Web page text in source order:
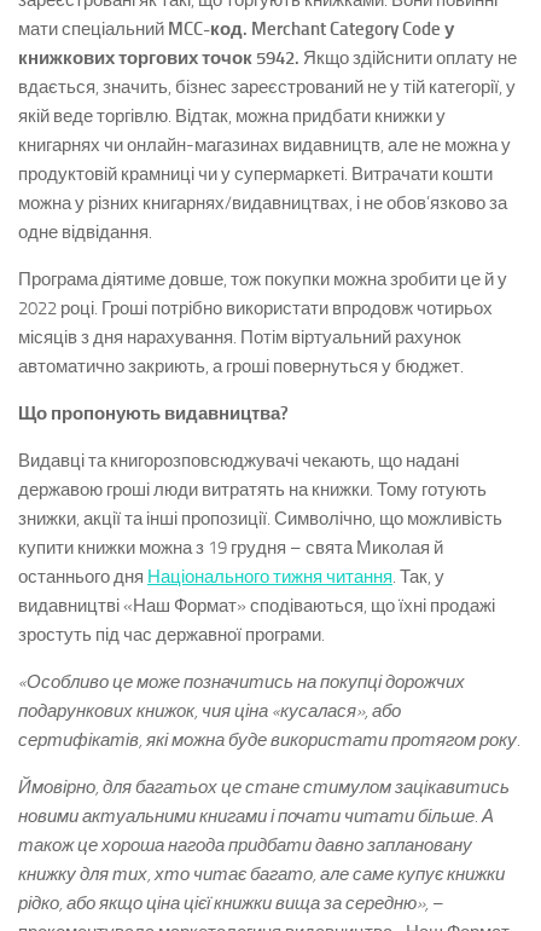
мати спеціальний MCC-код. Merchant Category Code у
книжкових торгових точок 5942. Якщо здійснити оплату не
вдається, значить, бізнес зареєстрований не у тій категорії, у
якій веде торгівлю. Відтак, можна придбати книжки у
книгарнях чи онлайн-магазинах видавництв, але не можна у
продуктовій крамниці чи у супермаркеті. Витрачати кошти
можна у різних книгарнях/видавництвах, і не обов’язково за
одне відвідання.
Програма діятиме довше, тож покупки можна зробити це й у
2022 році. Гроші потрібно використати впродовж чотирьох
місяців з дня нарахування. Потім віртуальний рахунок
автоматично закриють, а гроші повернуться у бюджет.
Що пропонують видавництва?
Видавці та книгорозповсюджувачі чекають, що надані
державою гроші люди витратять на книжки. Тому готують
знижки, акції та інші пропозиції. Символічно, що можливість
купити книжки можна з 19 грудня – свята Миколая й
останнього дня Національного тижня читання. Так, у
видавництві «Наш Формат» сподіваються, що їхні продажі
зростуть під час державної програми.
«Особливо це може позначитись на покупці дорожчих
подарункових книжок, чия ціна «кусалася», або
сертифікатів, які можна буде використати протягом року.
Ймовірно, для багатьох це стане стимулом зацікавитись
новими актуальними книгами і почати читати більше. А
також це хороша нагода придбати давно заплановану
книжку для тих, хто читає багато, але саме купує книжки
рідко, або якщо ціна цієї книжки вища за середню», –